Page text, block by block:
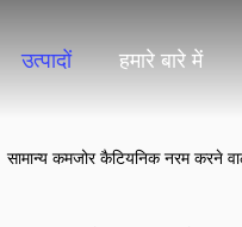
उत्पादों हमारे बारे में
सामान्य कमजोर कैटियनिक नरम करने